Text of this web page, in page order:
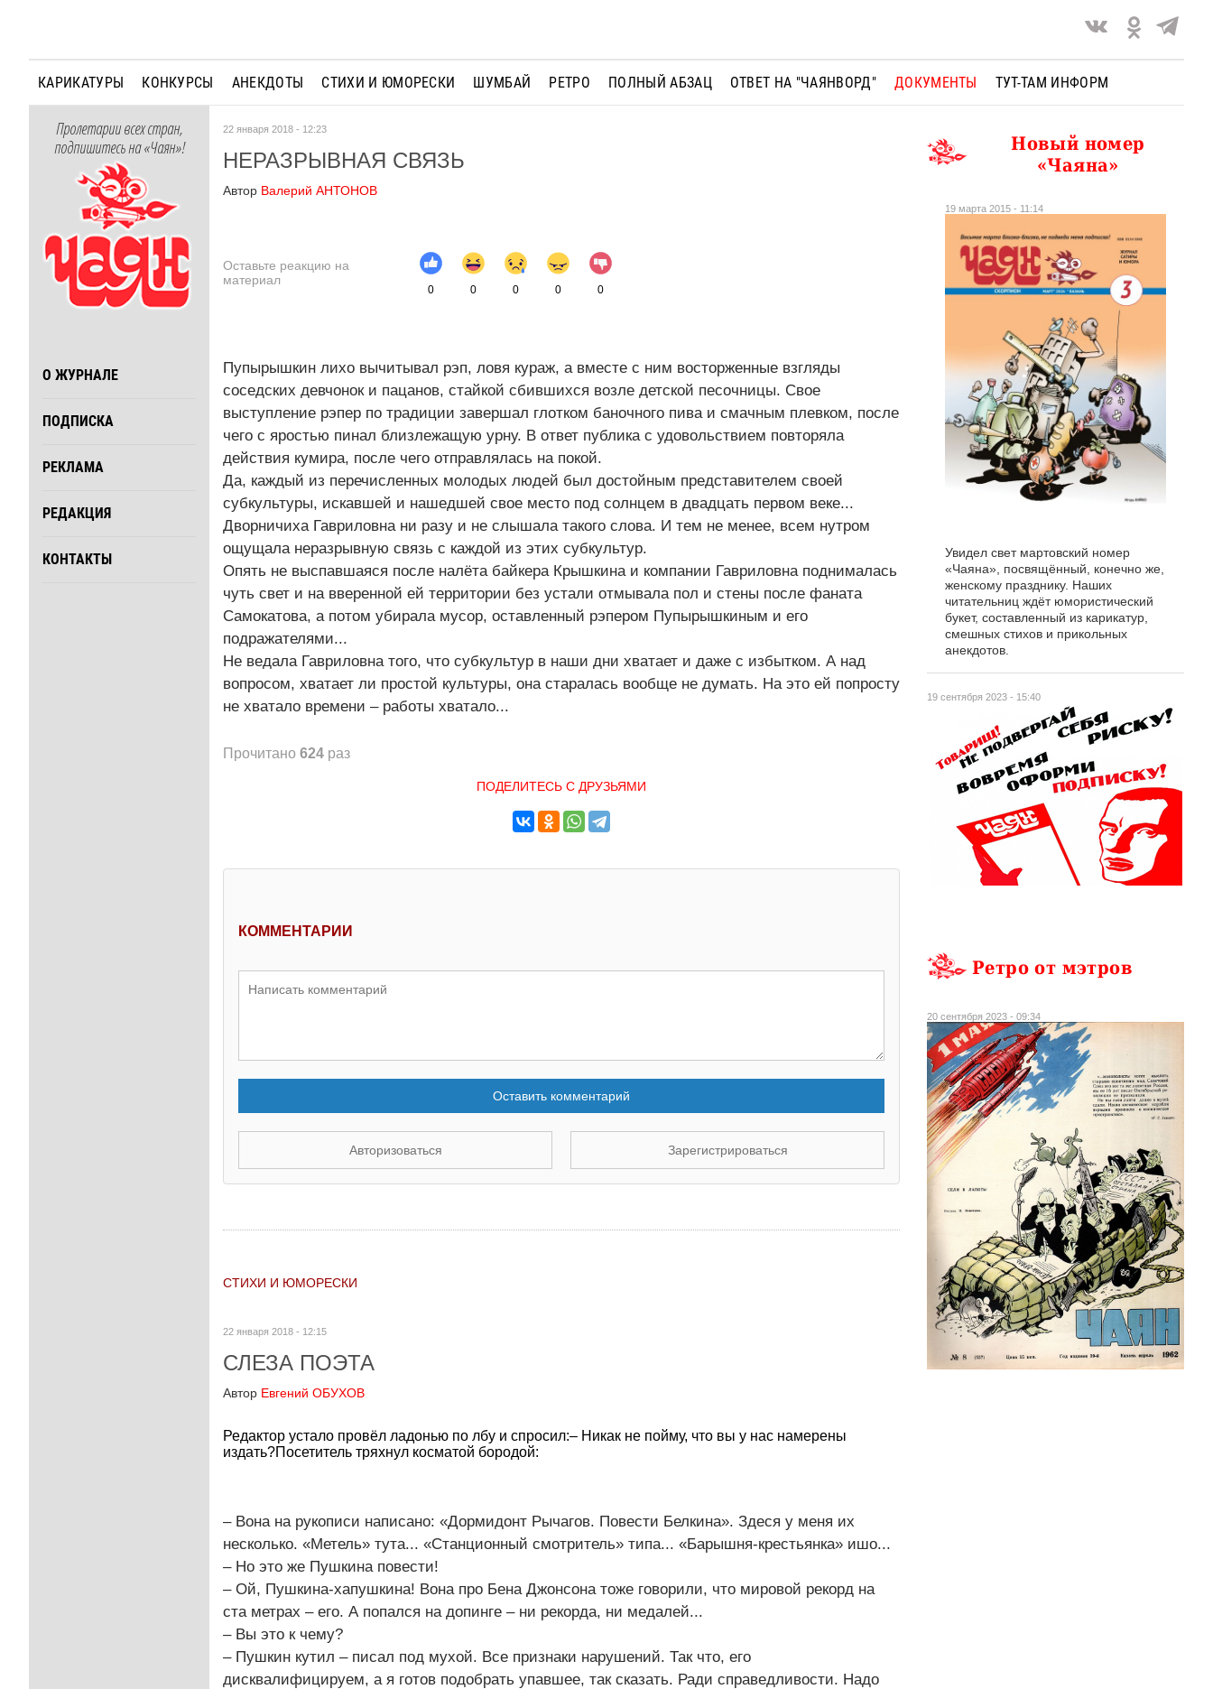
КАРИКАТУРЫ КОНКУРСЫ АНЕКДОТЫ СТИХИ И ЮМОРЕСКИ ШУМБАЙ РЕТРО ПОЛНЫЙ АБЗАЦ ОТВЕТ НА "ЧАЯНВОРД" ДОКУМЕНТЫ ТУТ-ТАМ ИНФОРМ
Пролетарии всех стран,
подпишитесь на «Чаян»!
О ЖУРНАЛЕ
ПОДПИСКА
РЕКЛАМА
РЕДАКЦИЯ
КОНТАКТЫ
22 января 2018 - 12:23
НЕРАЗРЫВНАЯ СВЯЗЬ
Автор Валерий АНТОНОВ
Оставьте реакцию на
материал
0 0 0 0 0
Пупырышкин лихо вычитывал рэп, ловя кураж, а вместе с ним восторженные взгляды
соседских девчонок и пацанов, стайкой сбившихся возле детской песочницы. Свое
выступление рэпер по традиции завершал глотком баночного пива и смачным плевком, после
чего с яростью пинал близлежащую урну. В ответ публика с удовольствием повторяла
действия кумира, после чего отправлялась на покой.
Да, каждый из перечисленных молодых людей был достойным представителем своей
субкультуры, искавшей и нашедшей свое место под солнцем в двадцать первом веке...
Дворничиха Гавриловна ни разу и не слышала такого слова. И тем не менее, всем нутром
ощущала неразрывную связь с каждой из этих субкультур.
Опять не выспавшаяся после налёта байкера Крышкина и компании Гавриловна поднималась
чуть свет и на вверенной ей территории без устали отмывала пол и стены после фаната
Самокатова, а потом убирала мусор, оставленный рэпером Пупырышкиным и его
подражателями...
Не ведала Гавриловна того, что субкультур в наши дни хватает и даже с избытком. А над
вопросом, хватает ли простой культуры, она старалась вообще не думать. На это ей попросту
не хватало времени – работы хватало...
Прочитано 624 раз
ПОДЕЛИТЕСЬ С ДРУЗЬЯМИ
КОММЕНТАРИИ
Оставить комментарий
Авторизоваться Зарегистрироваться
СТИХИ И ЮМОРЕСКИ
22 января 2018 - 12:15
СЛЕЗА ПОЭТА
Автор Евгений ОБУХОВ
Редактор устало провёл ладонью по лбу и спросил:– Никак не пойму, что вы у нас намерены
издать?Посетитель тряхнул косматой бородой:
– Вона на рукописи написано: «Дормидонт Рычагов. Повести Белкина». Здеся у меня их
несколько. «Метель» тута... «Станционный смотритель» типа... «Барышня-крестьянка» ишо...
– Но это же Пушкина повести!
– Ой, Пушкина-хапушкина! Вона про Бена Джонсона тоже говорили, что мировой рекорд на
ста метрах – его. А попался на допинге – ни рекорда, ни медалей...
– Вы это к чему?
– Пушкин кутил – писал под мухой. Все признаки нарушений. Так что, его
дисквалифицируем, а я готов подобрать упавшее, так сказать. Ради справедливости. Надо
19 сентября 2023 - 15:40
Новый номер
«Чаяна»
19 марта 2015 - 11:14
Увидел свет мартовский номер
«Чаяна», посвящённый, конечно же,
женскому празднику. Наших
читательниц ждёт юмористический
букет, составленный из карикатур,
смешных стихов и прикольных
анекдотов.
Ретро от мэтров
20 сентября 2023 - 09:34